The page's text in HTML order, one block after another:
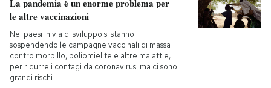
La pandemia è un enorme problema per
le altre vaccinazioni
Nei paesi in via di sviluppo si stanno
sospendendo le campagne vaccinali di massa
contro morbillo, poliomielite e altre malattie,
per ridurre i contagi da coronavirus: ma ci sono
grandi rischi